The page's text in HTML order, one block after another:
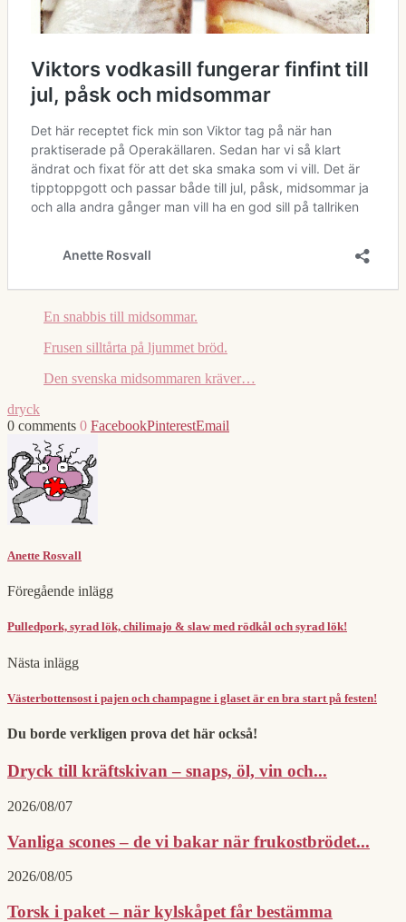
En snabbis till midsommar.
Frusen silltårta på ljummet bröd.
Den svenska midsommaren kräver…
dryck
0 comments 0 FacebookPinterestEmail
Anette Rosvall
Föregående inlägg
Pulledpork, syrad lök, chilimajo & slaw med rödkål och syrad lök!
Nästa inlägg
Västerbottensost i pajen och champagne i glaset är en bra start på festen!
Du borde verkligen prova det här också!
Dryck till kräftskivan – snaps, öl, vin och...
2026/08/07
Vanliga scones – de vi bakar när frukostbrödet...
2026/08/05
Torsk i paket – när kylskåpet får bestämma